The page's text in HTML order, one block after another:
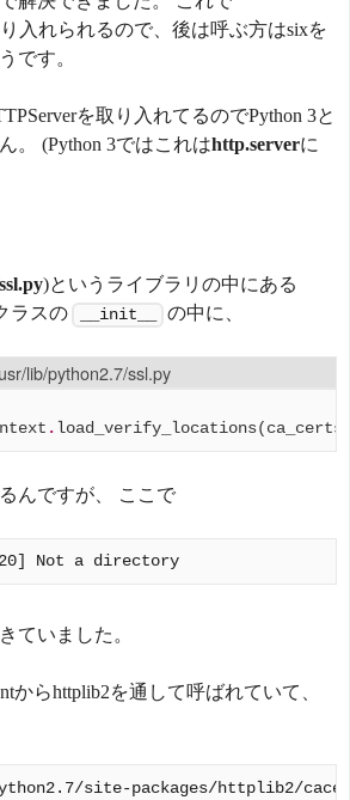
り入れられるので、後は呼ぶ方はsixを
です。
を取り入れてるのでPython 3と
。 (Python 3ではこれはhttp.serverに
)というライブラリの中にある
ラスの __init__ の中に、
lib/python2.7/ssl.py
.load_verify_locations(ca_certs
んですが、 ここで
ていました。
からhttplib2を通して呼ばれていて、